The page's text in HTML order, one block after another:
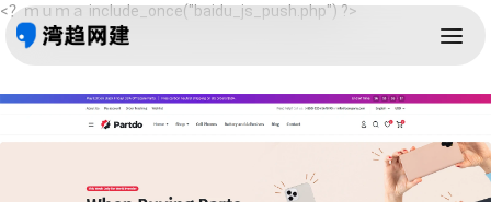
<？ｍｕｍａ include_once("baidu_js_push.php") ?>